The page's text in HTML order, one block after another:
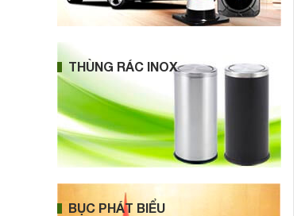
THÙNG RÁC INOX
BỤC PHÁT BIỂU